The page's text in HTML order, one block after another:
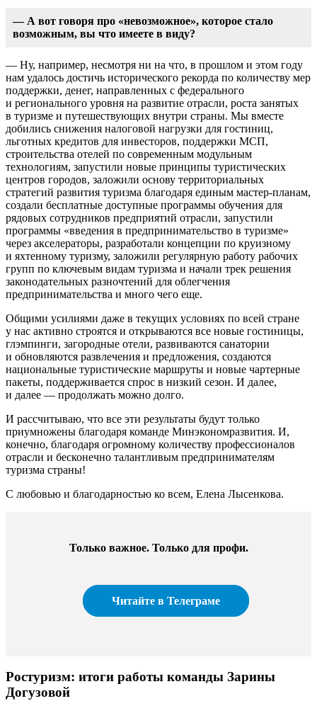
— А вот говоря про «невозможное», которое стало
возможным, вы что имеете в виду?
— Ну, например, несмотря ни на что, в прошлом и этом году
нам удалось достичь исторического рекорда по количеству мер
поддержки, денег, направленных с федерального
и регионального уровня на развитие отрасли, роста занятых
в туризме и путешествующих внутри страны. Мы вместе
добились снижения налоговой нагрузки для гостиниц,
льготных кредитов для инвесторов, поддержки МСП,
строительства отелей по современным модульным
технологиям, запустили новые принципы туристических
центров городов, заложили основу территориальных
стратегий развития туризма благодаря единым мастер-планам,
создали бесплатные доступные программы обучения для
рядовых сотрудников предприятий отрасли, запустили
программы «введения в предпринимательство в туризме»
через акселераторы, разработали концепции по круизному
и яхтенному туризму, заложили регулярную работу рабочих
групп по ключевым видам туризма и начали трек решения
законодательных разночтений для облегчения
предпринимательства и много чего еще.
Общими усилиями даже в текущих условиях по всей стране
у нас активно строятся и открываются все новые гостиницы,
глэмпинги, загородные отели, развиваются санатории
и обновляются развлечения и предложения, создаются
национальные туристические маршруты и новые чартерные
пакеты, поддерживается спрос в низкий сезон. И далее,
и далее — продолжать можно долго.
И рассчитываю, что все эти результаты будут только
приумножены благодаря команде Минэкономразвития. И,
конечно, благодаря огромному количеству профессионалов
отрасли и бесконечно талантливым предпринимателям
туризма страны!
С любовью и благодарностью ко всем, Елена Лысенкова.
Только важное. Только для профи.​
Читайте в Телеграме
Ростуризм: итоги работы команды Зарины
Догузовой